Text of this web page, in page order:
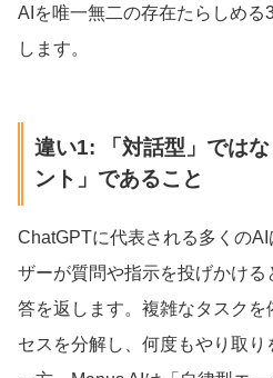
AIを唯一無二の存在たらしめる
します。
違い1: 「対話型」では
ント」であること
ChatGPTに代表される多くの
ザーが質問や指示を投げかけ
答を返します。複雑なタスクを
セスを分解し、何度もやり取り